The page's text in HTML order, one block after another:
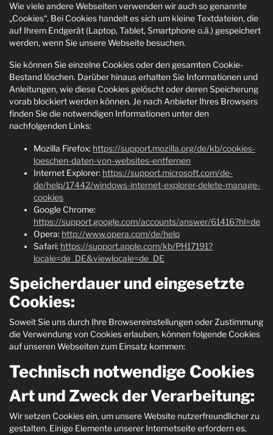
Wie viele andere Webseiten verwenden wir auch so genannte
„Cookies“. Bei Cookies handelt es sich um kleine Textdateien, die
auf Ihrem Endgerät (Laptop, Tablet, Smartphone o.ä.) gespeichert
werden, wenn Sie unsere Webseite besuchen.
Sie können Sie einzelne Cookies oder den gesamten Cookie-
Bestand löschen. Darüber hinaus erhalten Sie Informationen und
Anleitungen, wie diese Cookies gelöscht oder deren Speicherung
vorab blockiert werden können. Je nach Anbieter Ihres Browsers
finden Sie die notwendigen Informationen unter den
nachfolgenden Links:
Mozilla Firefox: https://support.mozilla.org/de/kb/cookies-
loeschen-daten-von-websites-entfernen
Internet Explorer: https://support.microsoft.com/de-
de/help/17442/windows-internet-explorer-delete-manage-
cookies
Google Chrome:
https://support.google.com/accounts/answer/61416?hl=de
Opera: http://www.opera.com/de/help
Safari: https://support.apple.com/kb/PH17191?
locale=de_DE&viewlocale=de_DE
Speicherdauer und eingesetzte
Cookies:
Soweit Sie uns durch Ihre Browsereinstellungen oder Zustimmung
die Verwendung von Cookies erlauben, können folgende Cookies
auf unseren Webseiten zum Einsatz kommen:
Technisch notwendige Cookies
Art und Zweck der Verarbeitung:
Wir setzen Cookies ein, um unsere Website nutzerfreundlicher zu
gestalten. Einige Elemente unserer Internetseite erfordern es,